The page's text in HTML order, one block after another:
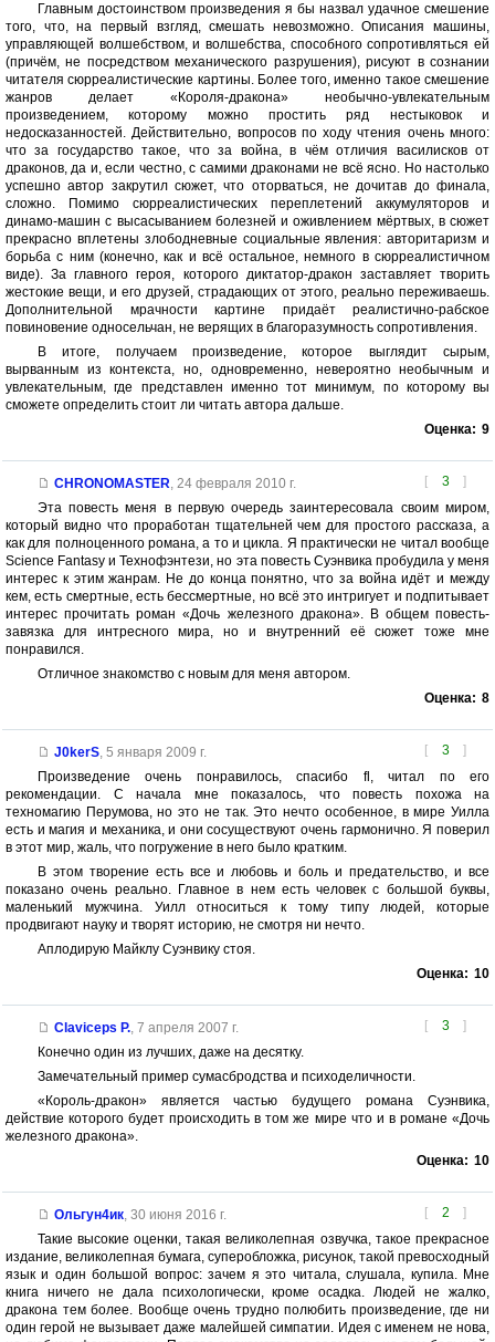
Главным достоинством произведения я бы назвал удачное смешение
того, что, на первый взгляд, смешать невозможно. Описания машины,
управляющей волшебством, и волшебства, способного сопротивляться ей
(причём, не посредством механического разрушения), рисуют в сознании
читателя сюрреалистические картины. Более того, именно такое смешение
жанров делает «Короля-дракона» необычно-увлекательным
произведением, которому можно простить ряд нестыковок и
недосказанностей. Действительно, вопросов по ходу чтения очень много:
что за государство такое, что за война, в чём отличия василисков от
драконов, да и, если честно, с самими драконами не всё ясно. Но настолько
успешно автор закрутил сюжет, что оторваться, не дочитав до финала,
сложно. Помимо сюрреалистических переплетений аккумуляторов и
динамо-машин с высасыванием болезней и оживлением мёртвых, в сюжет
прекрасно вплетены злободневные социальные явления: авторитаризм и
борьба с ним (конечно, как и всё остальное, немного в сюрреалистичном
виде). За главного героя, которого диктатор-дракон заставляет творить
жестокие вещи, и его друзей, страдающих от этого, реально переживаешь.
Дополнительной мрачности картине придаёт реалистично-рабское
повиновение односельчан, не верящих в благоразумность сопротивления.
В итоге, получаем произведение, которое выглядит сырым,
вырванным из контекста, но, одновременно, невероятно необычным и
увлекательным, где представлен именно тот минимум, по которому вы
сможете определить стоит ли читать автора дальше.
Оценка: 9
[ 3 ]
CHRONOMASTER, 24 февраля 2010 г.
Эта повесть меня в первую очередь заинтересовала своим миром,
который видно что проработан тщательней чем для простого рассказа, а
как для полноценного романа, а то и цикла. Я практически не читал вообще
Science Fantasy и Технофэнтези, но эта повесть Суэнвика пробудила у меня
интерес к этим жанрам. Не до конца понятно, что за война идёт и между
кем, есть смертные, есть бессмертные, но всё это интригует и подпитывает
интерес прочитать роман «Дочь железного дракона». В общем повесть-
завязка для интресного мира, но и внутренний её сюжет тоже мне
понравился.
Отличное знакомство с новым для меня автором.
Оценка: 8
[ 3 ]
J0kerS, 5 января 2009 г.
Произведение очень понравилось, спасибо fl, читал по его
рекомендации. С начала мне показалось, что повесть похожа на
техномагию Перумова, но это не так. Это нечто особенное, в мире Уилла
есть и магия и механика, и они сосуществуют очень гармонично. Я поверил
в этот мир, жаль, что погружение в него было кратким.
В этом творение есть все и любовь и боль и предательство, и все
показано очень реально. Главное в нем есть человек с большой буквы,
маленький мужчина. Уилл относиться к тому типу людей, которые
продвигают науку и творят историю, не смотря ни нечто.
Аплодирую Майклу Суэнвику стоя.
Оценка: 10
[ 3 ]
Claviceps P., 7 апреля 2007 г.
Конечно один из лучших, даже на десятку.
Замечательный пример сумасбродства и психоделичности.
«Король-дракон» является частью будущего романа Суэнвика,
действие которого будет происходить в том же мире что и в романе «Дочь
железного дракона».
Оценка: 10
[ 2 ]
Ольгун4ик, 30 июня 2016 г.
Такие высокие оценки, такая великолепная озвучка, такое прекрасное
издание, великолепная бумага, суперобложка, рисунок, такой превосходный
язык и один большой вопрос: зачем я это читала, слушала, купила. Мне
книга ничего не дала психологически, кроме осадка. Людей не жалко,
дракона тем более. Вообще очень трудно полюбить произведение, где ни
один герой не вызывает даже малейшей симпатии. Идея с именем не нова,